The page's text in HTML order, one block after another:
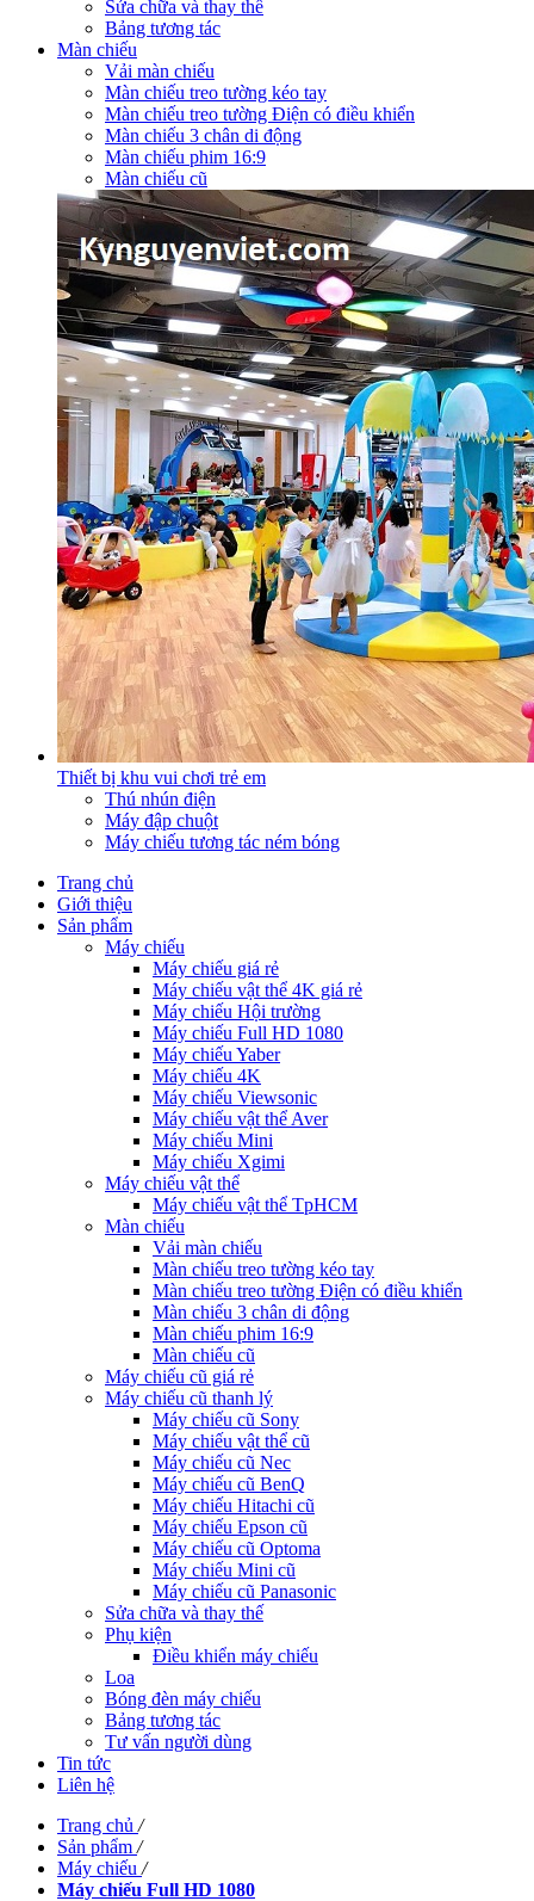
Sửa chữa và thay thế
Bảng tương tác
Màn chiếu
Vải màn chiếu
Màn chiếu treo tường kéo tay
Màn chiếu treo tường Điện có điều khiển
Màn chiếu 3 chân di động
Màn chiếu phim 16:9
Màn chiếu cũ
Thiết bị khu vui chơi trẻ em
Thú nhún điện
Máy đập chuột
Máy chiếu tương tác ném bóng
Trang chủ
Giới thiệu
Sản phẩm
Máy chiếu
Máy chiếu giá rẻ
Máy chiếu vật thể 4K giá rẻ
Máy chiếu Hội trường
Máy chiếu Full HD 1080
Máy chiếu Yaber
Máy chiếu 4K
Máy chiếu Viewsonic
Máy chiếu vật thể Aver
Máy chiếu Mini
Máy chiếu Xgimi
Máy chiếu vật thể
Máy chiếu vật thể TpHCM
Màn chiếu
Vải màn chiếu
Màn chiếu treo tường kéo tay
Màn chiếu treo tường Điện có điều khiển
Màn chiếu 3 chân di động
Màn chiếu phim 16:9
Màn chiếu cũ
Máy chiếu cũ giá rẻ
Máy chiếu cũ thanh lý
Máy chiếu cũ Sony
Máy chiếu vật thể cũ
Máy chiếu cũ Nec
Máy chiếu cũ BenQ
Máy chiếu Hitachi cũ
Máy chiếu Epson cũ
Máy chiếu cũ Optoma
Máy chiếu Mini cũ
Máy chiếu cũ Panasonic
Sửa chữa và thay thế
Phụ kiện
Điều khiển máy chiếu
Loa
Bóng đèn máy chiếu
Bảng tương tác
Tư vấn người dùng
Tin tức
Liên hệ
Trang chủ /
Sản phẩm /
Máy chiếu /
Máy chiếu Full HD 1080